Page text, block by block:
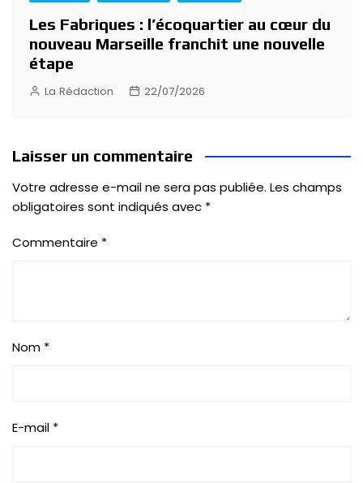
Les Fabriques : l’écoquartier au cœur du
nouveau Marseille franchit une nouvelle
étape
La Rédaction 22/07/2026
Laisser un commentaire
Votre adresse e-mail ne sera pas publiée. Les champs
obligatoires sont indiqués avec *
Commentaire *
Nom *
E-mail *